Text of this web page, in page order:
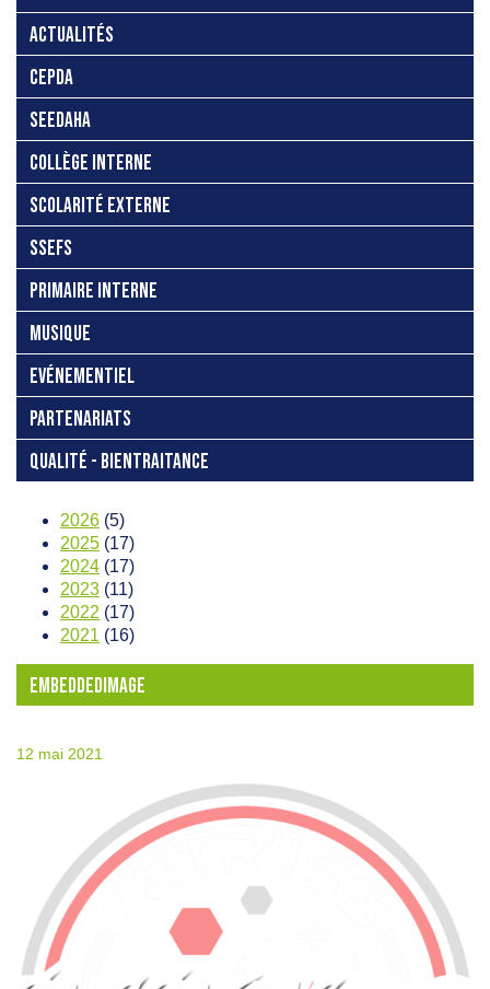
ACTUALITÉS
CEPDA
SEEDAHA
COLLÈGE INTERNE
SCOLARITÉ EXTERNE
SSEFS
PRIMAIRE INTERNE
MUSIQUE
EVÉNEMENTIEL
PARTENARIATS
QUALITÉ - BIENTRAITANCE
2026 (5)
2025 (17)
2024 (17)
2023 (11)
2022 (17)
2021 (16)
EMBEDDEDIMAGE
12 mai 2021